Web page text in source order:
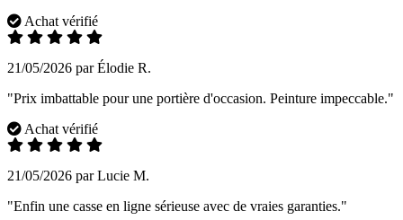
Achat vérifié
21/05/2026 par Élodie R.
"Prix imbattable pour une portière d'occasion. Peinture impeccable."
Achat vérifié
21/05/2026 par Lucie M.
"Enfin une casse en ligne sérieuse avec de vraies garanties."